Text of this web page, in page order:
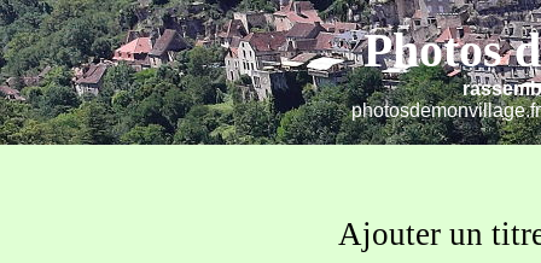
Photos
Ajouter un